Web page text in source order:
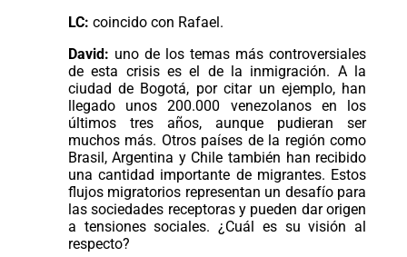
LC: coincido con Rafael.
David: uno de los temas más controversiales
de esta crisis es el de la inmigración. A la
ciudad de Bogotá, por citar un ejemplo, han
llegado unos 200.000 venezolanos en los
últimos tres años, aunque pudieran ser
muchos más. Otros países de la región como
Brasil, Argentina y Chile también han recibido
una cantidad importante de migrantes. Estos
flujos migratorios representan un desafío para
las sociedades receptoras y pueden dar origen
a tensiones sociales. ¿Cuál es su visión al
respecto?